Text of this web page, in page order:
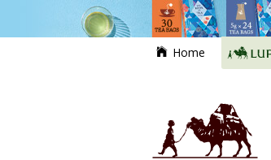
Home